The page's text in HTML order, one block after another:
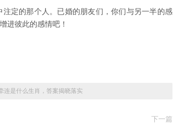
定的那个人。已婚的朋友们，你们与另一半的感
进彼此的感情吧！
连是什么生肖，答案揭晓落实
下一篇